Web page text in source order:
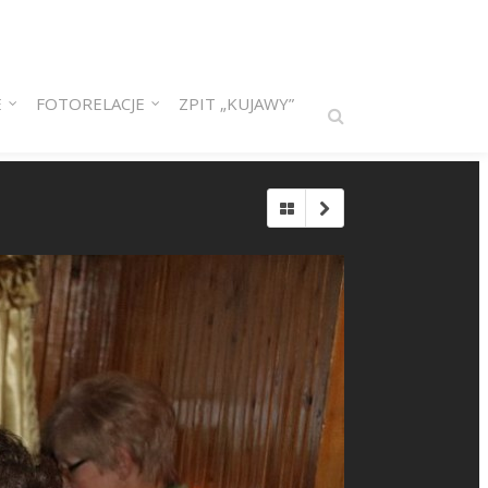
FOTORELACJE ZPIT „KUJAWY”